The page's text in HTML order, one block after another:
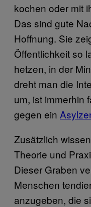
kochen oder mit
Das sind gute
Hoffnung. Sie
Öffentlichkeit so
hetzen, in der
dreht man die
um, ist immerhin
gegen ein
Zusätzlich
Theorie und
Dieser Graben
Menschen
anzugeben, die